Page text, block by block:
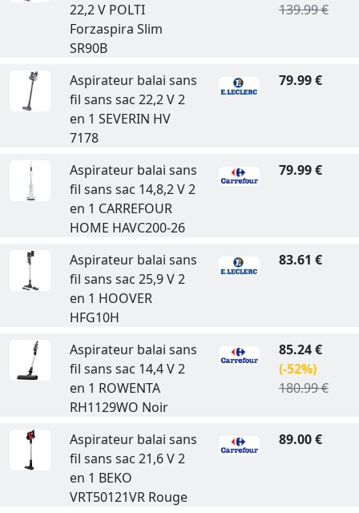
22,2 V POLTI
Forzaspira Slim
SR90B
139.99 €
Aspirateur balai sans
fil sans sac 22,2 V 2
en 1 SEVERIN HV
7178
79.99 €
Aspirateur balai sans
fil sans sac 14,8,2 V 2
en 1 CARREFOUR
HOME HAVC200-26
79.99 €
Aspirateur balai sans
fil sans sac 25,9 V 2
en 1 HOOVER
HFG10H
83.61 €
Aspirateur balai sans
fil sans sac 14,4 V 2
en 1 ROWENTA
RH1129WO Noir
85.24 €
(-52%)
180.99 €
Aspirateur balai sans
fil sans sac 21,6 V 2
en 1 BEKO
VRT50121VR Rouge
89.00 €